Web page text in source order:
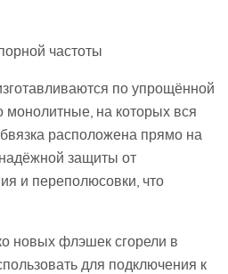
частоты
по упрощённой
монолитные, на которых вся
расположена прямо на
защиты от
и переполюсовки, что
новых флэшек сгорели в
для подключения к